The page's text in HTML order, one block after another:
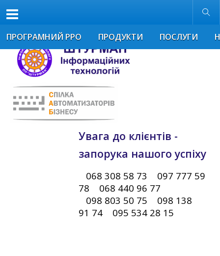
Розмір шрифта Звичайна версія
Увага до клієнтів -
запорука нашого успіху
068 308 58 73 097 777 59
78 068 440 96 77
098 803 50 75 098 138
91 74 095 534 28 15
ПРОГРАМНИЙ РРО ПРОДУКТИ ПОСЛУГИ